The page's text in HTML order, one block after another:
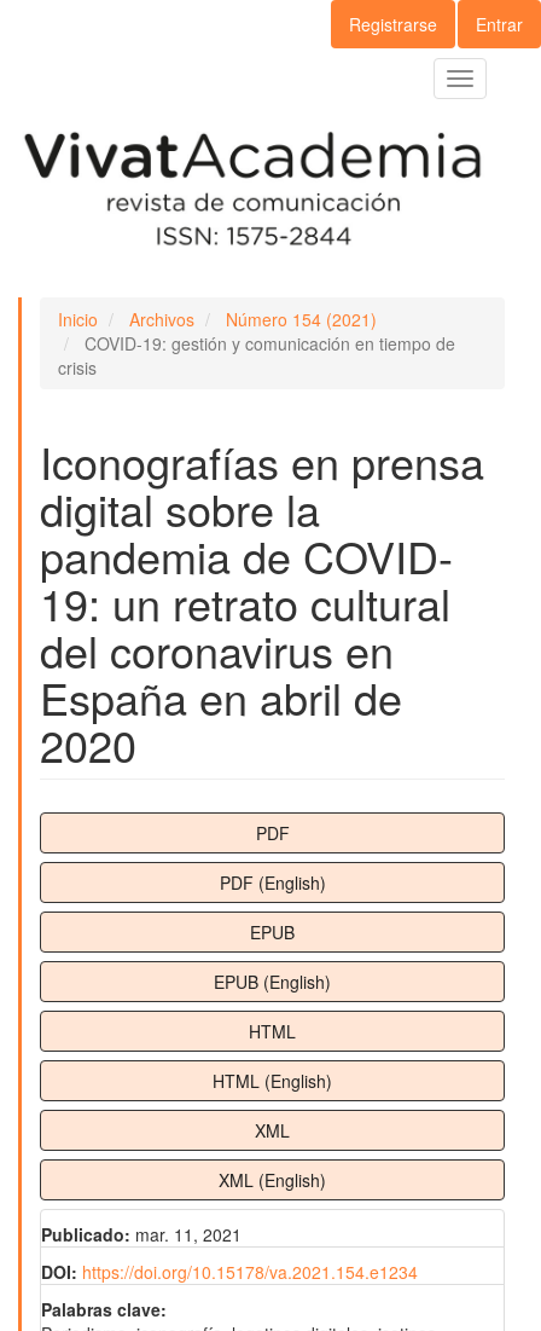
lateral
Registrarse Entrar
Toggle
navigation
Inicio Archivos
Número 154 (2021)
COVID-19: gestión y comunicación en tiempo de
crisis
Iconografías en prensa
digital sobre la
pandemia de COVID-
19: un retrato cultural
del coronavirus en
España en abril de
2020
Barra
lateral
del
artículo
PDF
PDF (English)
EPUB
EPUB (English)
HTML
HTML (English)
XML
XML (English)
Publicado: mar. 11, 2021
DOI: https://doi.org/10.15178/va.2021.154.e1234
Palabras clave: